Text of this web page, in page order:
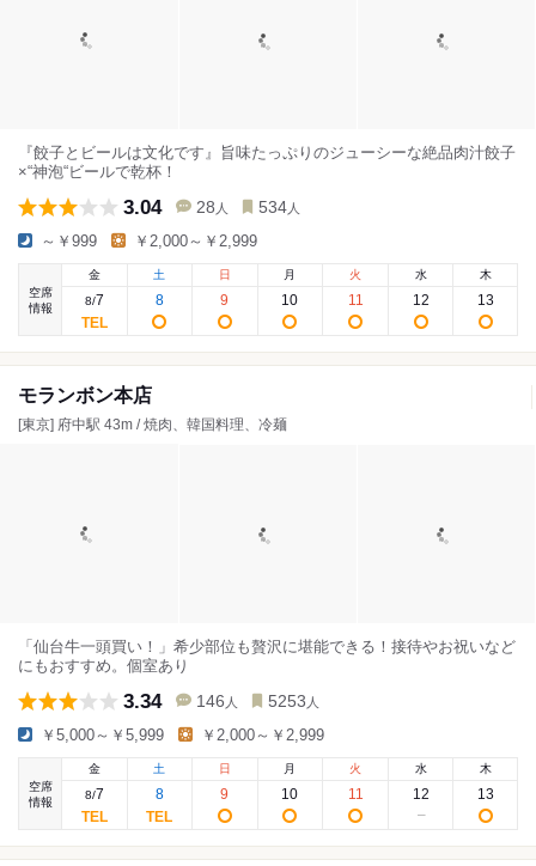
『餃子とビールは文化です』旨味たっぷりのジューシーな絶品肉汁餃子
×“神泡“ビールで乾杯！
3.04 28 人 534 人
～￥999 ￥2,000～￥2,999
空席
情報
金
8/7
土
8
日
9
月
10
火
11
水
12
木
13
モランボン本店
[東京] 府中駅 43m / 焼肉、韓国料理、冷麺
「仙台牛一頭買い！」希少部位も贅沢に堪能できる！接待やお祝いなど
にもおすすめ。個室あり
3.34 146 人 5253 人
￥5,000～￥5,999 ￥2,000～￥2,999
空席
情報
金
8/7
土
8
日
9
月
10
火
11
水
12
木
13